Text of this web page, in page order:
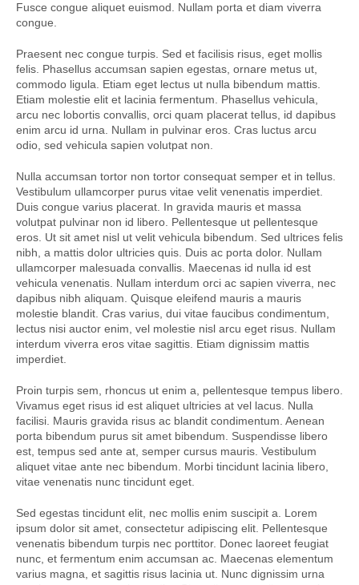
Fusce congue aliquet euismod. Nullam porta et diam viverra
congue.
Praesent nec congue turpis. Sed et facilisis risus, eget mollis
felis. Phasellus accumsan sapien egestas, ornare metus ut,
commodo ligula. Etiam eget lectus ut nulla bibendum mattis.
Etiam molestie elit et lacinia fermentum. Phasellus vehicula,
arcu nec lobortis convallis, orci quam placerat tellus, id dapibus
enim arcu id urna. Nullam in pulvinar eros. Cras luctus arcu
odio, sed vehicula sapien volutpat non.
Nulla accumsan tortor non tortor consequat semper et in tellus.
Vestibulum ullamcorper purus vitae velit venenatis imperdiet.
Duis congue varius placerat. In gravida mauris et massa
volutpat pulvinar non id libero. Pellentesque ut pellentesque
eros. Ut sit amet nisl ut velit vehicula bibendum. Sed ultrices felis
nibh, a mattis dolor ultricies quis. Duis ac porta dolor. Nullam
ullamcorper malesuada convallis. Maecenas id nulla id est
vehicula venenatis. Nullam interdum orci ac sapien viverra, nec
dapibus nibh aliquam. Quisque eleifend mauris a mauris
molestie blandit. Cras varius, dui vitae faucibus condimentum,
lectus nisi auctor enim, vel molestie nisl arcu eget risus. Nullam
interdum viverra eros vitae sagittis. Etiam dignissim mattis
imperdiet.
Proin turpis sem, rhoncus ut enim a, pellentesque tempus libero.
Vivamus eget risus id est aliquet ultricies at vel lacus. Nulla
facilisi. Mauris gravida risus ac blandit condimentum. Aenean
porta bibendum purus sit amet bibendum. Suspendisse libero
est, tempus sed ante at, semper cursus mauris. Vestibulum
aliquet vitae ante nec bibendum. Morbi tincidunt lacinia libero,
vitae venenatis nunc tincidunt eget.
Sed egestas tincidunt elit, nec mollis enim suscipit a. Lorem
ipsum dolor sit amet, consectetur adipiscing elit. Pellentesque
venenatis bibendum turpis nec porttitor. Donec laoreet feugiat
nunc, et fermentum enim accumsan ac. Maecenas elementum
varius magna, et sagittis risus lacinia ut. Nunc dignissim urna